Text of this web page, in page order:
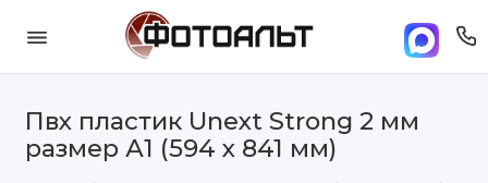
Пвх пластик Unext Strong 2 мм
размер А1 (594 х 841 мм)